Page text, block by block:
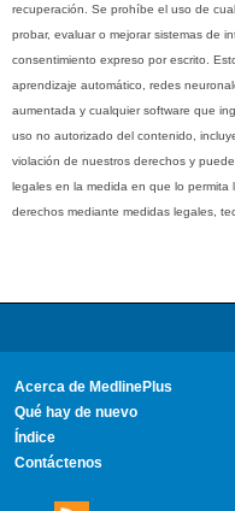
recuperación. Se prohíbe el uso de
probar, evaluar o mejorar sistemas de
consentimiento expreso por escrito.
aprendizaje automático, redes
aumentada y cualquier software que
uso no autorizado del contenido,
violación de nuestros derechos y
legales en la medida en que lo permita
derechos mediante medidas legales,
Acerca de MedlinePlus
Qué hay de nuevo
Índice
Contáctenos